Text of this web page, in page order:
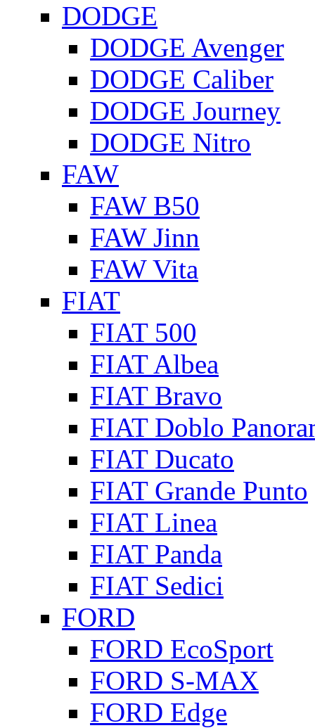
DODGE
DODGE Avenger
DODGE Caliber
DODGE Journey
DODGE Nitro
FAW
FAW B50
FAW Jinn
FAW Vita
FIAT
FIAT 500
FIAT Albea
FIAT Bravo
FIAT Doblo
FIAT Ducato
FIAT Grande Punto
FIAT Linea
FIAT Panda
FIAT Sedici
FORD
FORD EcoSport
FORD S-MAX
FORD Edge